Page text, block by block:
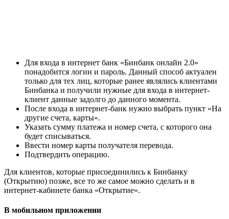
Для входа в интернет банк «Бинбанк онлайн 2.0»
понадобится логин и пароль. Данный способ актуален
только для тех лиц, которые ранее являлись клиентами
Бинбанка и получили нужные для входа в интернет-
клиент данные задолго до данного момента.
После входа в интернет-банк нужно выбрать пункт «На
другие счета, карты».
Указать сумму платежа и номер счета, с которого она
будет списываться.
Ввести номер карты получателя перевода.
Подтвердить операцию.
Для клиентов, которые присоединились к Бинбанку
(Открытию) позже, все то же самое можно сделать и в
интернет-кабинете банка «Открытие».
В мобильном приложении